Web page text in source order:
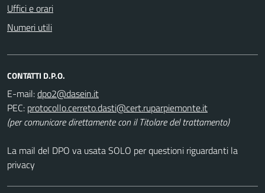
Uffici e orari
Numeri utili
CONTATTI D.P.O.
E-mail:
PEC:
(per comunicare direttamente con il Titolare del trattamento)
La mail del DPO va usata SOLO per questioni riguardanti la
privacy